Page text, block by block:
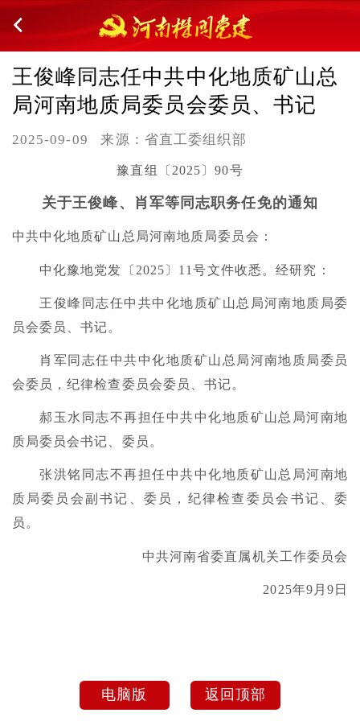
王俊峰同志任中共中化地质矿山总
局河南地质局委员会委员、书记
2025-09-09 来源：省直工委组织部
豫直组〔2025〕90号
关于王俊峰、肖军等同志职务任免的通知
中共中化地质矿山总局河南地质局委员会：
中化豫地党发〔2025〕11号文件收悉。经研究：
王俊峰同志任中共中化地质矿山总局河南地质局委
员会委员、书记。
肖军同志任中共中化地质矿山总局河南地质局委员
会委员，纪律检查委员会委员、书记。
郝玉水同志不再担任中共中化地质矿山总局河南地
质局委员会书记、委员。
张洪铭同志不再担任中共中化地质矿山总局河南地
质局委员会副书记、委员，纪律检查委员会书记、委
员。
中共河南省委直属机关工作委员会
2025年9月9日
电脑版 返回顶部